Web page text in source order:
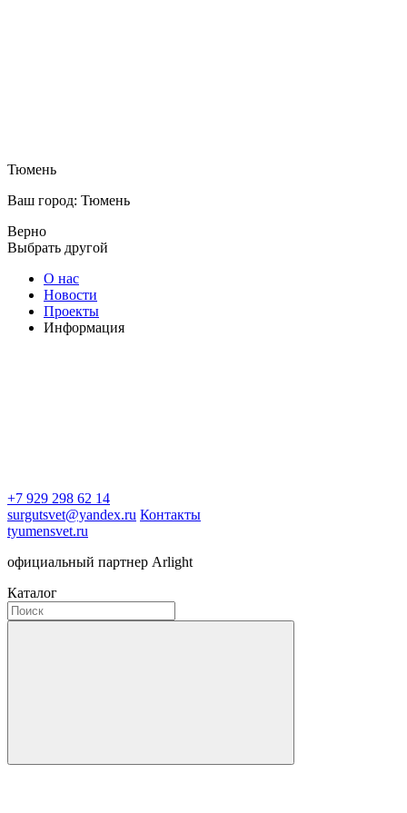
Тюмень
Ваш город: Тюмень
Верно
Выбрать другой
О нас
Новости
Проекты
Информация
+7 929 298 62 14
surgutsvet@yandex.ru Контакты
tyumensvet.ru
официальный партнер Arlight
Каталог